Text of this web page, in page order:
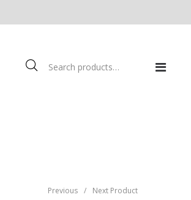
Previous / Next Product